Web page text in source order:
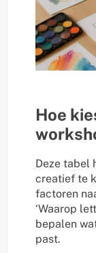
Hoe
Deze tabel
creatief te
factoren
‘Waarop
bepalen
past.